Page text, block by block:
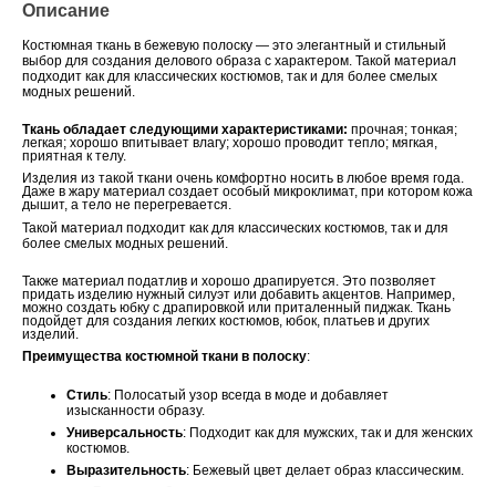
Описание
Костюмная ткань в бежевую полоску — это элегантный и стильный
выбор для создания делового образа с характером. Такой материал
подходит как для классических костюмов, так и для более смелых
модных решений.
Ткань обладает следующими характеристиками: прочная; тонкая;
легкая; хорошо впитывает влагу; хорошо проводит тепло; мягкая,
приятная к телу.
Изделия из такой ткани очень комфортно носить в любое время года.
Даже в жару материал создает особый микроклимат, при котором кожа
дышит, а тело не перегревается.
Такой материал подходит как для классических костюмов, так и для
более смелых модных решений.
Также материал податлив и хорошо драпируется. Это позволяет
придать изделию нужный силуэт или добавить акцентов. Например,
можно создать юбку с драпировкой или приталенный пиджак. Ткань
подойдет для создания легких костюмов, юбок, платьев и других
изделий.
Преимущества костюмной ткани в полоску:
Стиль: Полосатый узор всегда в моде и добавляет
изысканности образу.
Универсальность: Подходит как для мужских, так и для женских
костюмов.
Выразительность: Бежевый цвет делает образ классическим.